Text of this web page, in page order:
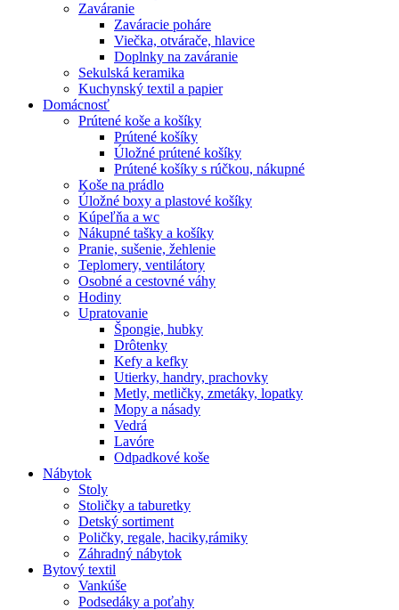
Zaváranie
Zaváracie poháre
Viečka, otvárače, hlavice
Doplnky na zaváranie
Sekulská keramika
Kuchynský textil a papier
Domácnosť
Prútené koše a košíky
Prútené košíky
Úložné prútené košíky
Prútené košíky s rúčkou, nákupné
Koše na prádlo
Úložné boxy a plastové košíky
Kúpeľňa a wc
Nákupné tašky a košíky
Pranie, sušenie, žehlenie
Teplomery, ventilátory
Osobné a cestovné váhy
Hodiny
Upratovanie
Špongie, hubky
Drôtenky
Kefy a kefky
Utierky, handry, prachovky
Metly, metličky, zmetáky, lopatky
Mopy a násady
Vedrá
Lavóre
Odpadkové koše
Nábytok
Stoly
Stoličky a taburetky
Detský sortiment
Poličky, regale, haciky,rámiky
Záhradný nábytok
Bytový textil
Vankúše
Podsedáky a poťahy